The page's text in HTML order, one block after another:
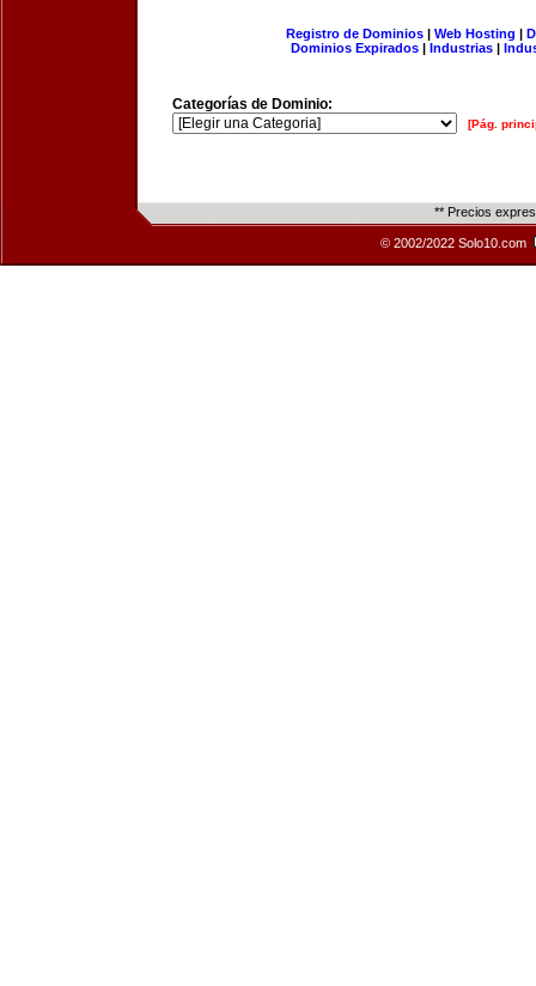
Registro de Dominios| Web Hosting |
Dominios Expirados | Industrias |
Categorías de Dominio:
[Pág.
** Precios
© 2002/2022 Solo10.com